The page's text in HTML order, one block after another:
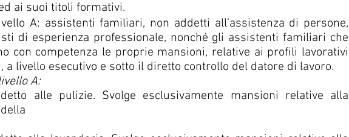
ai suoi titoli formativi.
A: assistenti familiari, non addetti all’assistenza di persone,
di esperienza professionale, nonché gli assistenti familiari che
con competenza le proprie mansioni, relative ai profili lavorativi
a livello esecutivo e sotto il diretto controllo del datore di lavoro.
A: